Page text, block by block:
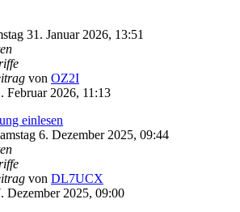
31. Januar 2026, 13:51
von OZ2I
Februar 2026, 11:13
einlesen
6. Dezember 2025, 09:44
von DL7UCX
Dezember 2025, 09:00